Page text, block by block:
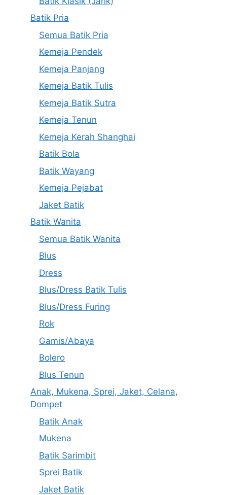
Batik Pria
Semua Batik Pria
Kemeja Pendek
Kemeja Panjang
Kemeja Batik Tulis
Kemeja Batik Sutra
Kemeja Tenun
Kemeja Kerah Shanghai
Batik Bola
Batik Wayang
Kemeja Pejabat
Jaket Batik
Batik Wanita
Semua Batik Wanita
Blus
Dress
Blus/Dress Batik Tulis
Blus/Dress Furing
Rok
Gamis/Abaya
Bolero
Blus Tenun
Anak, Mukena, Sprei, Jaket, Celana,
Dompet
Batik Anak
Mukena
Batik Sarimbit
Sprei Batik
Jaket Batik